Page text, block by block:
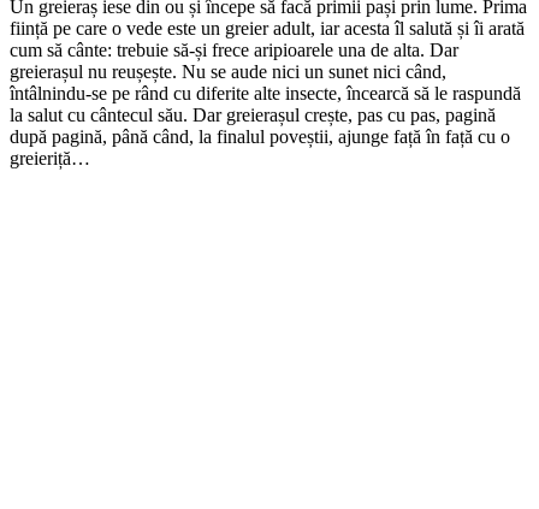
Un greieraș iese din ou și începe să facă primii pași prin lume. Prima
ființă pe care o vede este un greier adult, iar acesta îl salută și îi arată
cum să cânte: trebuie să-și frece aripioarele una de alta. Dar
greierașul nu reușește. Nu se aude nici un sunet nici când,
întâlnindu-se pe rând cu diferite alte insecte, încearcă să le raspundă
la salut cu cântecul său. Dar greierașul crește, pas cu pas, pagină
după pagină, până când, la finalul poveștii, ajunge față în față cu o
greieriță…